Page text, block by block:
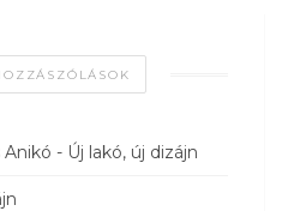
Anikó - Új lakó, új dizájn